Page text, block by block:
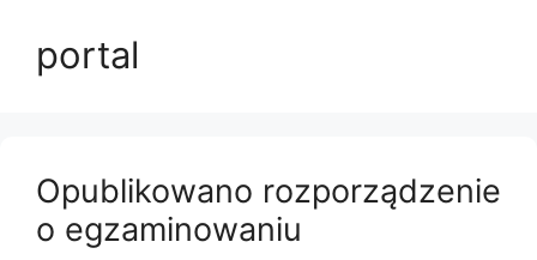
portal
Opublikowano rozporządzenie
o egzaminowaniu